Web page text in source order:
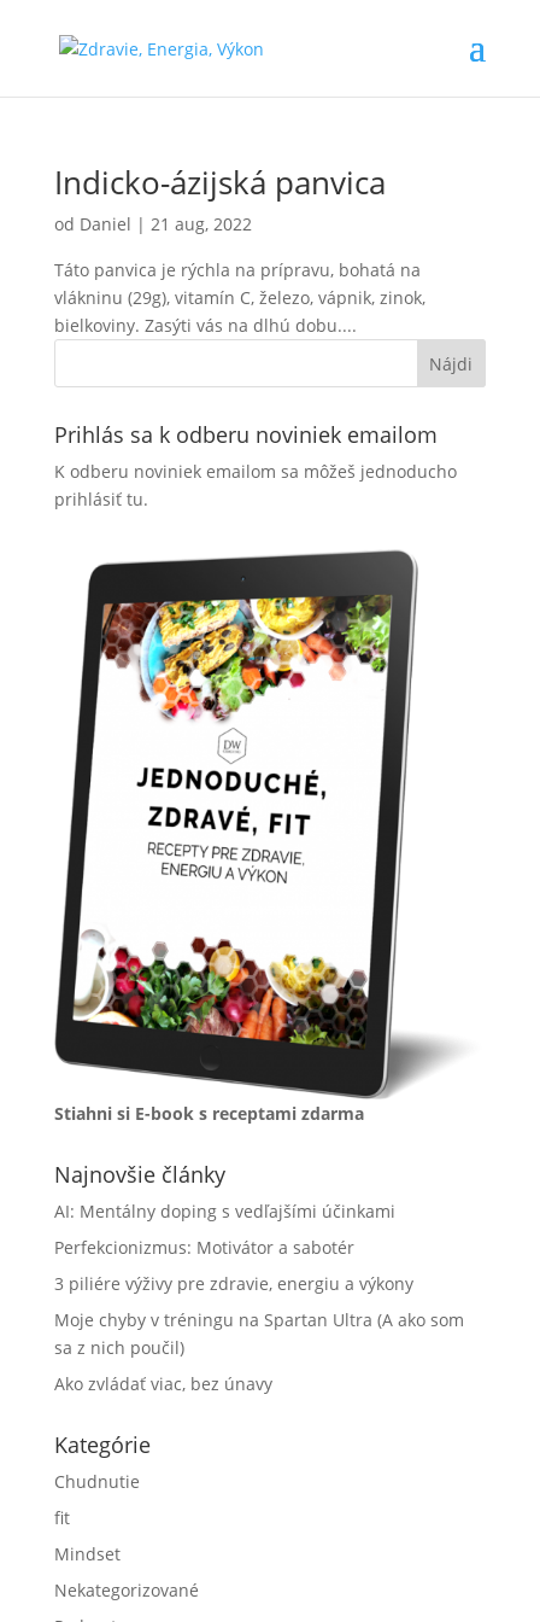
Indicko-ázijská panvica
od Daniel | 21 aug, 2022
Táto panvica je rýchla na prípravu, bohatá na
vlákninu (29g), vitamín C, železo, vápnik, zinok,
bielkoviny. Zasýti vás na dlhú dobu....
Prihlás sa k odberu noviniek emailom
K odberu noviniek emailom sa môžeš jednoducho
prihlásiť tu.
Stiahni si E-book s receptami zdarma
Najnovšie články
AI: Mentálny doping s vedľajšími účinkami
Perfekcionizmus: Motivátor a sabotér
3 piliére výživy pre zdravie, energiu a výkony
Moje chyby v tréningu na Spartan Ultra (A ako som
sa z nich poučil)
Ako zvládať viac, bez únavy
Kategórie
Chudnutie
fit
Mindset
Nekategorizované